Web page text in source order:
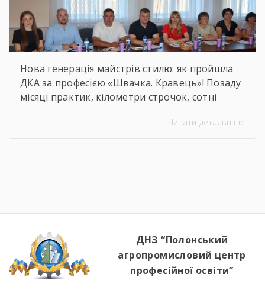
Нова генерація майстрів стилю: як пройшла
ДКА за професією «Швачка. Кравець»! Позаду
місяці практик, кілометри строчок, сотні
примірками. 22 червня відбулася
мислення та вміння працювати з
Читати детальніше
ДНЗ “Полонський
агропромисловий центр
професійної освіти”